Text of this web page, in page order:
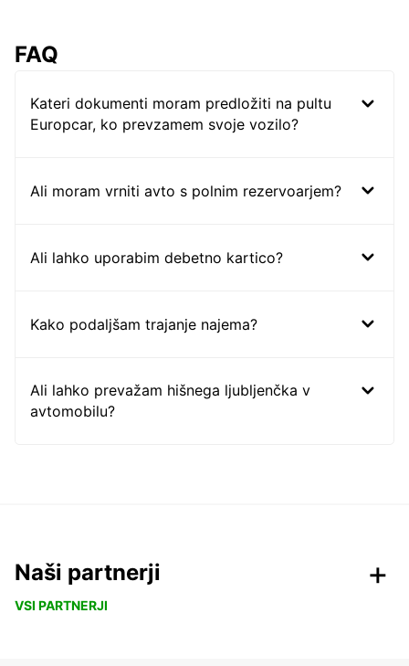
FAQ
Kateri dokumenti moram predložiti na pultu
Europcar, ko prevzamem svoje vozilo?
Ali moram vrniti avto s polnim rezervoarjem?
Ali lahko uporabim debetno kartico?
Kako podaljšam trajanje najema?
Ali lahko prevažam hišnega ljubljenčka v
avtomobilu?
Naši partnerji
VSI PARTNERJI